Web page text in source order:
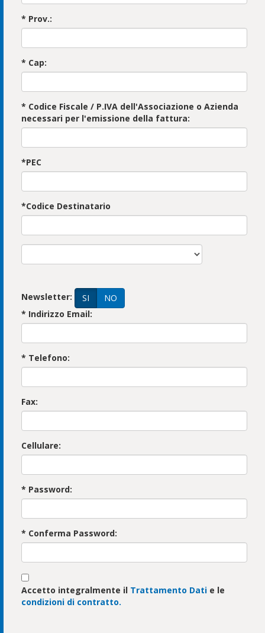
* Prov.:
* Cap:
* Codice Fiscale / P.IVA dell'Associazione o Azienda
necessari per l'emissione della fattura:
*PEC
*Codice Destinatario
Newsletter: SI
NO
* Indirizzo Email:
* Telefono:
Fax:
Cellulare:
* Password:
* Conferma Password:
Accetto integralmente il Trattamento Dati e le
condizioni di contratto.